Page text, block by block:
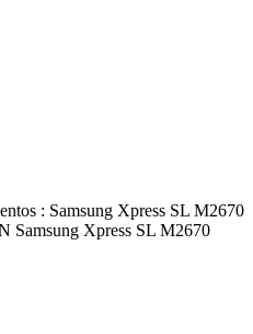
: Samsung Xpress SL M2670
Samsung Xpress SL M2670